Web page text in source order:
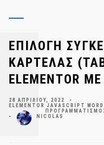
ΕΠΙΛΟΓΉ
ΚΑΡΤΈΛΑΣ
ELEMENTOR
28 ΑΠΡΙΛΊΟΥ, 2022
-
ELEMENTOR
JAVASCRIPT
-
NICOLAS